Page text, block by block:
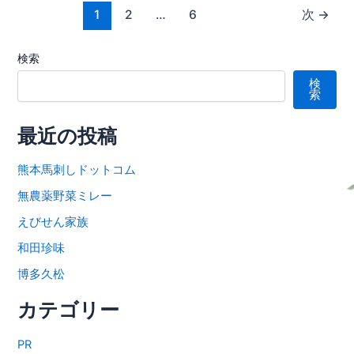
1 2 … 6 次 →
検索
検
索
最近の投稿
熊本馬刺しドットコム
無農薬野菜ミレー
えびせん家族
和田珍味
博多久松
カテゴリー
PR